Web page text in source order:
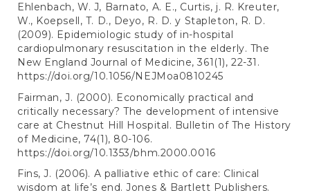
Ehlenbach, W. J, Barnato, A. E., Curtis, j. R. Kreuter,
W., Koepsell, T. D., Deyo, R. D. y Stapleton, R. D.
(2009). Epidemiologic study of in-hospital
cardiopulmonary resuscitation in the elderly. The
New England Journal of Medicine, 361(1), 22-31.
https://doi.org/10.1056/NEJMoa0810245
Fairman, J. (2000). Economically practical and
critically necessary? The development of intensive
care at Chestnut Hill Hospital. Bulletin of The History
of Medicine, 74(1), 80-106.
https://doi.org/10.1353/bhm.2000.0016
Fins, J. (2006). A palliative ethic of care: Clinical
wisdom at life’s end. Jones & Bartlett Publishers.